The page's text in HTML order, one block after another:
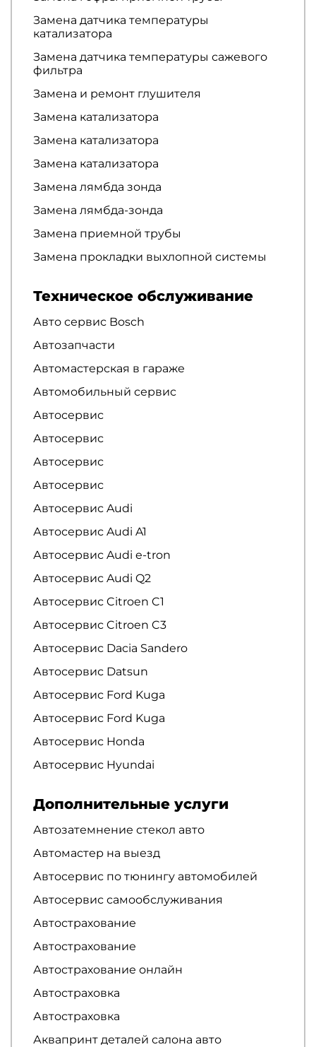
Замена датчика температуры
катализатора
Замена датчика температуры сажевого
фильтра
Замена и ремонт глушителя
Замена катализатора
Замена катализатора
Замена катализатора
Замена лямбда зонда
Замена лямбда-зонда
Замена приемной трубы
Замена прокладки выхлопной системы
Техническое обслуживание
Авто сервис Bosch
Автозапчасти
Автомастерская в гараже
Автомобильный сервис
Автосервис
Автосервис
Автосервис
Автосервис
Автосервис Audi
Автосервис Audi A1
Автосервис Audi e-tron
Автосервис Audi Q2
Автосервис Citroen C1
Автосервис Citroen C3
Автосервис Dacia Sandero
Автосервис Datsun
Автосервис Ford Kuga
Автосервис Ford Kuga
Автосервис Honda
Автосервис Hyundai
Дополнительные услуги
Автозатемнение стекол авто
Автомастер на выезд
Автосервис по тюнингу автомобилей
Автосервис самообслуживания
Автострахование
Автострахование
Автострахование онлайн
Автостраховка
Автостраховка
Аквапринт деталей салона авто